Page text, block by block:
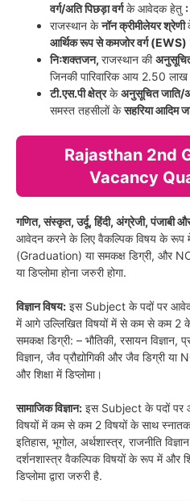
वर्ग/अति पिछड़ा वर्गके आवेदक हेतु
राजस्थान केनॉन क्रीमीलेयर श्रेणी
आर्थिक रूप से कमजोर वर्ग (EWS)
निःशक्तजन, राजस्थान की
जिनकी पारिवारिक आय 2.50
टी.एस.पी क्षेत्रकेअनुसूचित जाति/
समस्त तहसीलों केसहरिया आदिम
Rajasthan 2nd
Vacancy
गणित, संस्कृत, उर्दू, हिंदी, अंग्रेजी, पंजाबी
आवेदन करने के लिए वैकल्पिक विषय के रूप
(Graduation) या समकक्ष डिग्री, और NCTE
या डिप्लोमा होना जरुरी होगा.
विज्ञान विषय: इस Subject के पदों पर
में आगे उल्लिखित विषयों में से कम से कम 2
समकक्ष डिग्री: – भौतिकी, रसायन विज्ञान,
विज्ञान, जैव प्रौद्योगिकी और जैव डिग्री या
और शिक्षा में डिप्लोमा।
सामाजिक विज्ञान: इस Subject के पदों पर
विषयों में कम से कम 2 विषयों के साथ
इतिहास, भूगोल, अर्थशास्त्र, राजनीति
दर्शनशास्त्र वैकल्पिक विषयों के रूप में और
डिप्लोमा द्वारा जरुरी है.